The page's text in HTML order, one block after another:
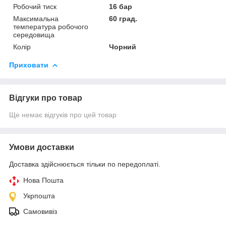
Робочий тиск
16 бар
Максимальна
температура робочого
середовища
60 град.
Колір Чорний
Приховати
Відгуки про товар
Ще немає відгуків про цей товар
Умови доставки
Доставка здійснюється тільки по передоплаті.
Нова Пошта
Укрпошта
Самовивіз